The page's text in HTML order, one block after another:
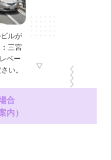
ルが
三宮
ベー
い。
合
内）